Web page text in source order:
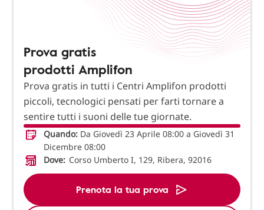
Prova gratis
prodotti Amplifon
Prova gratis in tutti i Centri Amplifon prodotti
piccoli, tecnologici pensati per farti tornare a
sentire tutti i suoni delle tue giornate.
Quando: Da Giovedì 23 Aprile 08:00 a Giovedì 31
Dicembre 08:00
Dove: Corso Umberto I, 129, Ribera, 92016
Prenota la tua prova